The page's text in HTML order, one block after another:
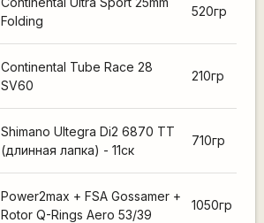
Folding
520гр
Continental Tube Race 28
SV60
210гр
Shimano Ultegra Di2 6870 TT
(длинная лапка) - 11ск
710гр
Power2max + FSA Gossamer +
Rotor Q-Rings Aero 53/39
1050гр